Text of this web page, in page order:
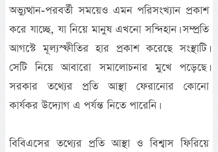
অভ্যুত্থান-পরবর্তী সময়েও এমন পরিসংখ্যান প্রকাশ
করে যাচ্ছে, যা নিয়ে মানুষ এখনো সন্দিহান। সম্প্রতি
আগস্টে মূল্যস্ফীতির হার প্রকাশ করেছে সংস্থাটি।
সেটি নিয়ে আবারো সমালোচনার মুখে পড়েছে।
সরকার তথ্যের প্রতি আস্থা ফেরানোর কোনো
কার্যকর উদ্যোগ এ পর্যন্ত নিতে পারেনি।
বিবিএসের তথ্যের প্রতি আস্থা ও বিশ্বাস ফিরিয়ে